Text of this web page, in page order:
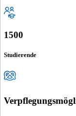
1500
Studierende